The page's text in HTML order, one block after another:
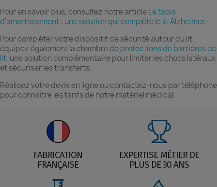
Pour en savoir plus, consultez notre articleLe tapis
d'amortissement : une solution qui complète le lit Alzheimer.
Pour compléter votre dispositif de sécurité autour du lit,
équipez également la chambre deprotections de barrières de
lit, une solution complémentaire pour limiter les chocs latéraux
et sécuriser les transferts.
Réalisez votre devis en ligne ou contactez-nous par téléphone
pour connaître les tarifs de notre matériel médical.
FABRICATION
FRANÇAISE
EXPERTISE MÉTIER DE
PLUS DE 30 ANS